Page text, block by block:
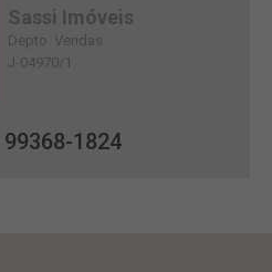
Sassi Imóveis
Depto. Vendas
J-04970/1
1824